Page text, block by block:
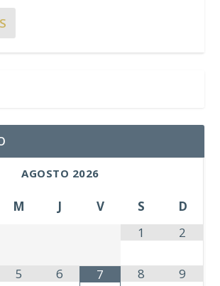
AGOSTO 2026
M J V S
D
1
2
5 6 7 8 9